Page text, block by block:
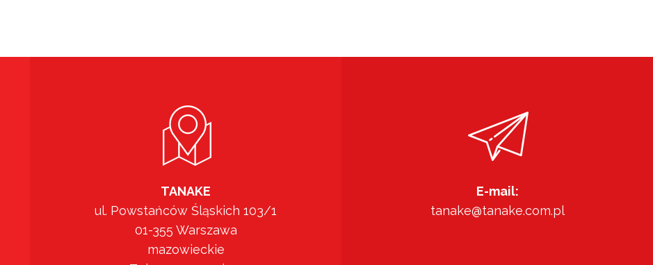
TANAKE
ul. Powstańców Śląskich 103/1
01-355 Warszawa
mazowieckie
E-mail:
tanake@tanake.com.pl